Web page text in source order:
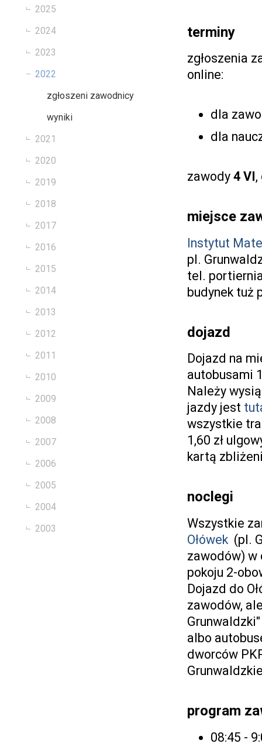
2025
2024
2023
2022
zgłoszeni zawodnicy
wyniki
2021
2020
2019
2018
2017
2016
2015
2014
2013
2012
2011
2010
2009
2008
2007
2006
2005
2004
2003
terminy
zgłoszenia
online:
dla
dla
zawody 4 VI ,
miejsce
Instytut
pl.
tel.
budynek tuż
dojazd
Dojazd na
autobusami
Należy
jazdy jest
wszystkie
1,60 zł
kartą
noclegi
Wszystkie
Ołówek(pl.
zawodów) w
pokoju 2-
Dojazd do
zawodów,
albo
dworców
program
08:45 -